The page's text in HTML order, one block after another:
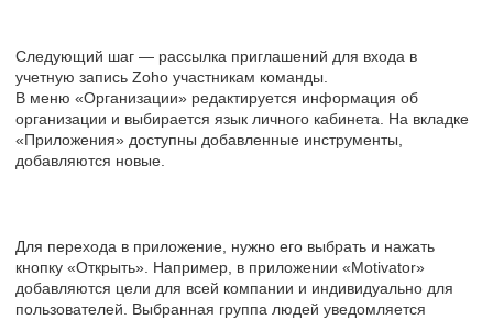
Следующий шаг — рассылка приглашений для входа в
учетную запись Zoho участникам команды.
В меню «Организации» редактируется информация об
организации и выбирается язык личного кабинета. На вкладке
«Приложения» доступны добавленные инструменты,
добавляются новые.
Для перехода в приложение, нужно его выбрать и нажать
кнопку «Открыть». Например, в приложении «Motivator»
добавляются цели для всей компании и индивидуально для
пользователей. Выбранная группа людей уведомляется